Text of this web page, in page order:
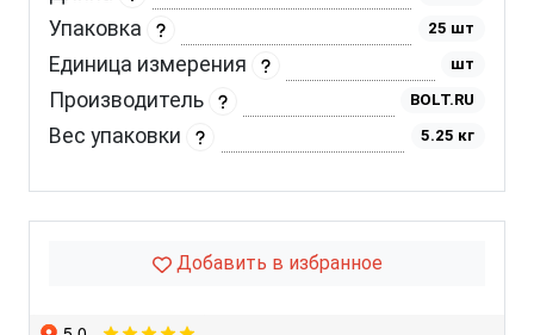
Упаковка 25 шт
Единица измерения шт
Производитель BOLT.RU
Вес упаковки 5.25 кг
Добавить в избранное